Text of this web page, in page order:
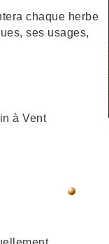
chaque herbe
ses usages,
à Vent